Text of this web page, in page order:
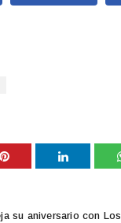
su aniversario con Los